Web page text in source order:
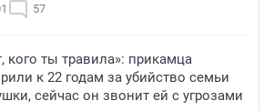
57
кого ты травила»: прикамца
к 22 годам за убийство семьи
сейчас он звонит ей с угрозами